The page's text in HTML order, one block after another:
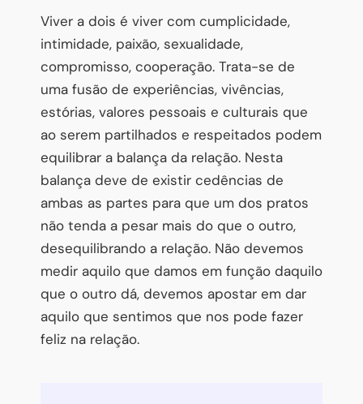
Viver a dois é viver com cumplicidade,
intimidade, paixão, sexualidade,
compromisso, cooperação. Trata-se de
uma fusão de experiências, vivências,
estórias, valores pessoais e culturais que
ao serem partilhados e respeitados podem
equilibrar a balança da relação. Nesta
balança deve de existir cedências de
ambas as partes para que um dos pratos
não tenda a pesar mais do que o outro,
desequilibrando a relação. Não devemos
medir aquilo que damos em função daquilo
que o outro dá, devemos apostar em dar
aquilo que sentimos que nos pode fazer
feliz na relação.